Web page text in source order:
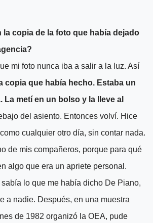
la copia de la foto que había dejado
mi foto nunca iba a salir a la luz. Así
copia que había hecho. Estaba un
La metí en un bolso y la lleve al
del asiento. Entonces volví. Hice
cualquier otro día, sin contar nada.
de mis compañeros, porque para qué
algo que era un apriete personal.
lo que me había dicho De Piano,
a nadie. Después, en una muestra
de 1982 organizó la OEA, pude